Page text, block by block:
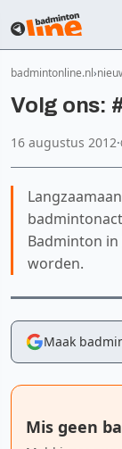
badmintonline.nl
Volg ons:
16 augustus 2012·
Badminton
worden.
Maak
Mis geen